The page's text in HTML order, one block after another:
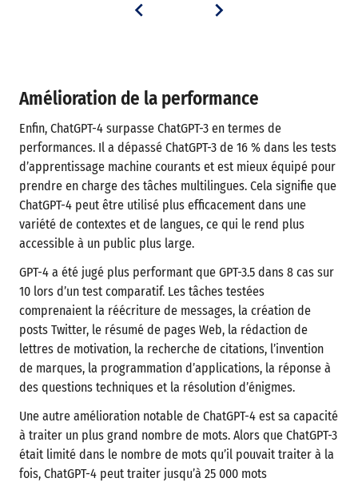
Amélioration de la performance
Enfin, ChatGPT-4 surpasse ChatGPT-3 en termes de
performances. Il a dépassé ChatGPT-3 de 16 % dans les tests
d’apprentissage machine courants et est mieux équipé pour
prendre en charge des tâches multilingues. Cela signifie que
ChatGPT-4 peut être utilisé plus efficacement dans une
variété de contextes et de langues, ce qui le rend plus
accessible à un public plus large.
GPT-4 a été jugé plus performant que GPT-3.5 dans 8 cas sur
10 lors d’un test comparatif. Les tâches testées
comprenaient la réécriture de messages, la création de
posts Twitter, le résumé de pages Web, la rédaction de
lettres de motivation, la recherche de citations, l’invention
de marques, la programmation d’applications, la réponse à
des questions techniques et la résolution d’énigmes.
Une autre amélioration notable de ChatGPT-4 est sa capacité
à traiter un plus grand nombre de mots. Alors que ChatGPT-3
était limité dans le nombre de mots qu’il pouvait traiter à la
fois, ChatGPT-4 peut traiter jusqu’à 25 000 mots